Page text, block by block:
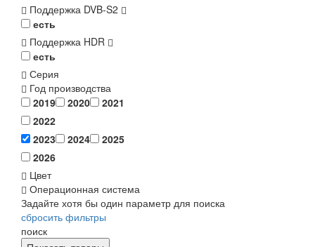
Поддержка DVB-S2
есть
Поддержка HDR
есть
Серия
Год производства
2019
2020
2021
2022
2023
2024
2025
2026
Цвет
Операционная система
Задайте хотя бы один параметр для поиска
сбросить фильтры
поиск